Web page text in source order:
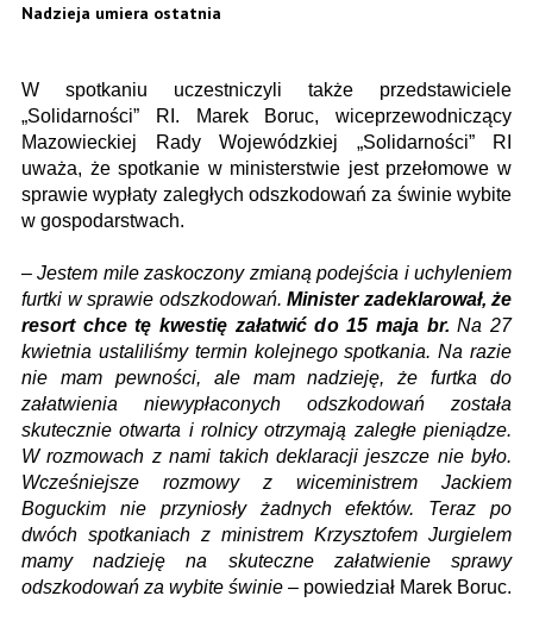
Nadzieja umiera ostatnia
W spotkaniu uczestniczyli także przedstawiciele
„Solidarności” RI. Marek Boruc, wiceprzewodniczący
Mazowieckiej Rady Wojewódzkiej „Solidarności” RI
uważa, że spotkanie w ministerstwie jest przełomowe w
sprawie wypłaty zaległych odszkodowań za świnie wybite
w gospodarstwach.
– Jestem mile zaskoczony zmianą podejścia i uchyleniem
furtki w sprawie odszkodowań. Minister zadeklarował, że
resort chce tę kwestię załatwić do 15 maja br. Na 27
kwietnia ustaliliśmy termin kolejnego spotkania. Na razie
nie mam pewności, ale mam nadzieję, że furtka do
załatwienia niewypłaconych odszkodowań została
skutecznie otwarta i rolnicy otrzymają zaległe pieniądze.
W rozmowach z nami takich deklaracji jeszcze nie było.
Wcześniejsze rozmowy z wiceministrem Jackiem
Boguckim nie przyniosły żadnych efektów. Teraz po
dwóch spotkaniach z ministrem Krzysztofem Jurgielem
mamy nadzieję na skuteczne załatwienie sprawy
odszkodowań za wybite świnie – powiedział Marek Boruc.